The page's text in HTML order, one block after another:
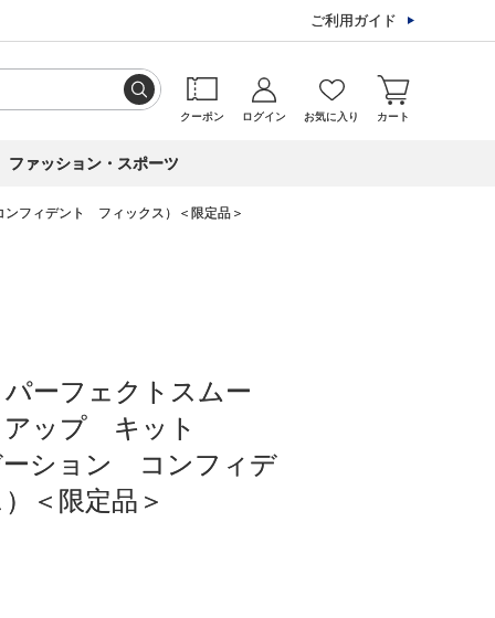
ご利用ガイド
クーポン ログイン お気に入り カート
ファッション・スポーツ
フィデント フィックス）＜限定品＞
ーフェクトスムー
ップ キット
ション コンフィデ
＜限定品＞